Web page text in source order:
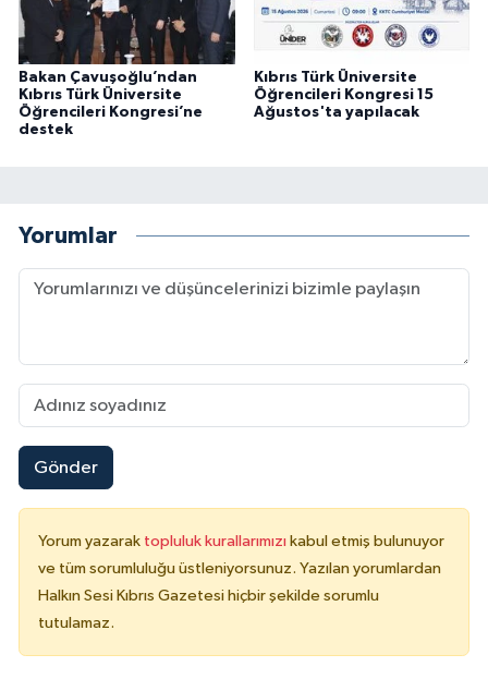
Bakan Çavuşoğlu’ndan
Kıbrıs Türk Üniversite
Öğrencileri Kongresi’ne
destek
Kıbrıs Türk Üniversite
Öğrencileri Kongresi 15
Ağustos'ta yapılacak
Yorumlar
Gönder
Yorum yazarak topluluk kurallarımızı kabul etmiş bulunuyor
ve tüm sorumluluğu üstleniyorsunuz. Yazılan yorumlardan
Halkın Sesi Kıbrıs Gazetesi hiçbir şekilde sorumlu
tutulamaz.